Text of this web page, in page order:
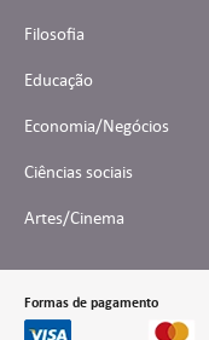
Filosofia
Educação
Economia/Negócios
Ciências sociais
Artes/Cinema
Formas de pagamento